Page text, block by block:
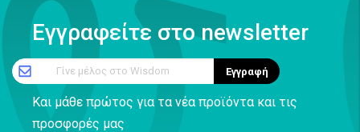
Εγγραφείτε στο newsletter
Γίνε μέλος στο Wisdom Εγγραφή
Και μάθε πρώτος για τα νέα προϊόντα και τις
προσφορές μας